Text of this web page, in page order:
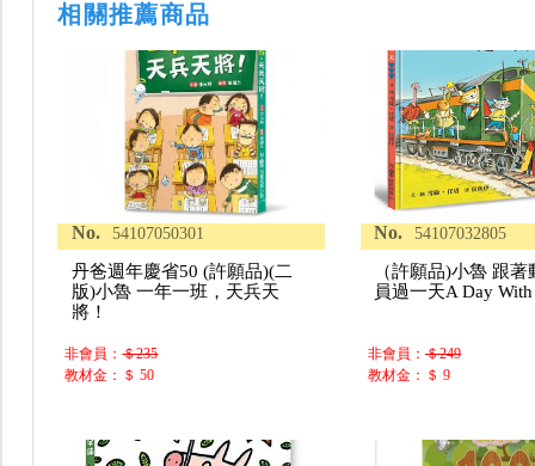
相關推薦商品
No. 54107050301
丹爸週年慶省50 (許願品)(二
版)小魯 一年一班，天兵天
將！
非會員：＄235
教材金：＄ 50
No. 54107032805
（許願品)小魯 跟
員過一天A Day
非會員： ＄249
教材金：＄ 9